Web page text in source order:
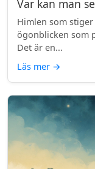
Var kan man
Himlen som
ögonblicken som
Det är en...
Läs mer →